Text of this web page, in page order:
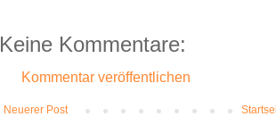
Keine Kommentare:
Kommentar veröffentlichen
Neuerer Post